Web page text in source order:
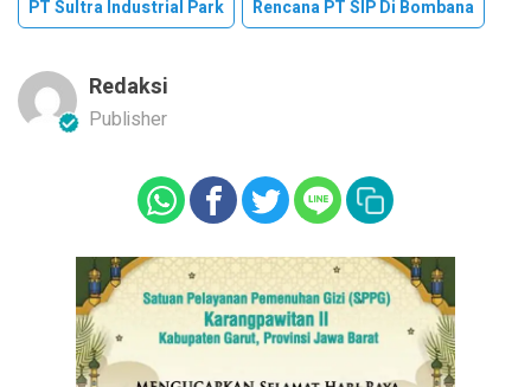
PT Sultra Industrial Park Rencana PT SIP Di Bombana
Redaksi
Publisher